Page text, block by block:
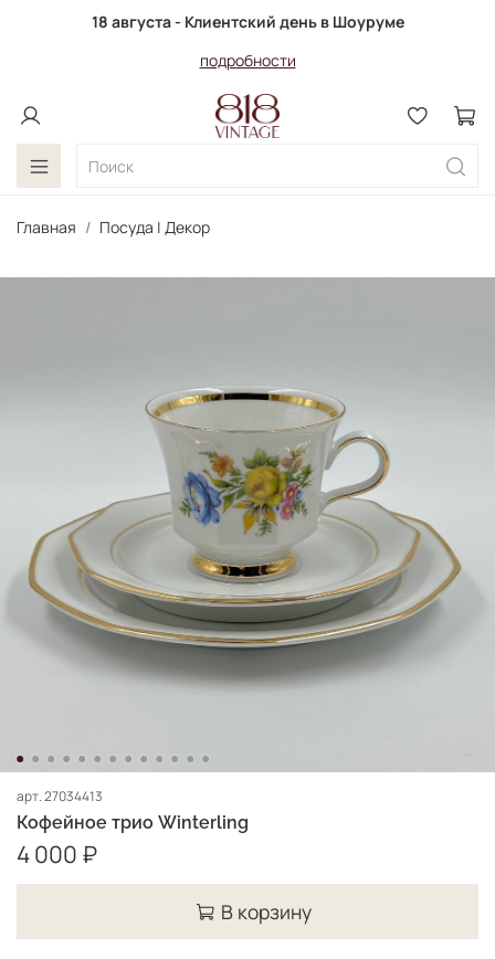
18 августа - Клиентский день в Шоуруме
подробности
Главная Посуда | Декор
арт.27034413
Кофейное трио Winterling
4 000 ₽
В корзину